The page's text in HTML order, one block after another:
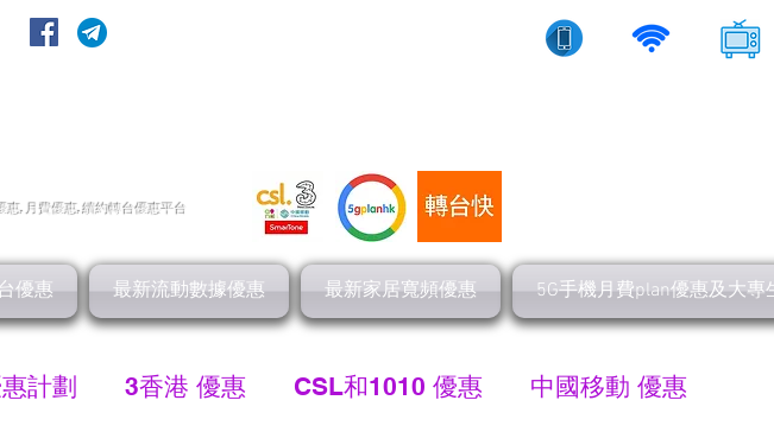
惠, 月費優惠,續約轉台優惠平台
優惠 最新流動數據優惠 最新家居寬頻優惠 5G手機月費plan優惠及大專
計劃 3香港 優惠 CSL和1010 優惠 中國移動 優惠